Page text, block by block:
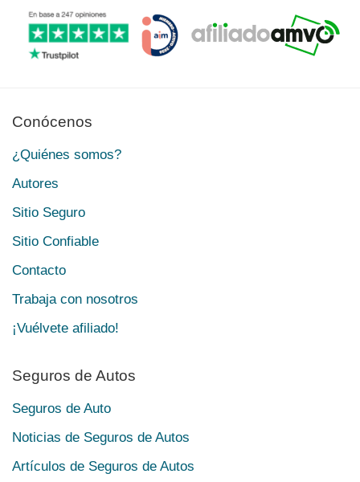
Conócenos
¿Quiénes somos?
Autores
Sitio Seguro
Sitio Confiable
Contacto
Trabaja con nosotros
¡Vuélvete afiliado!
Seguros de Autos
Seguros de Auto
Noticias de Seguros de Autos
Artículos de Seguros de Autos